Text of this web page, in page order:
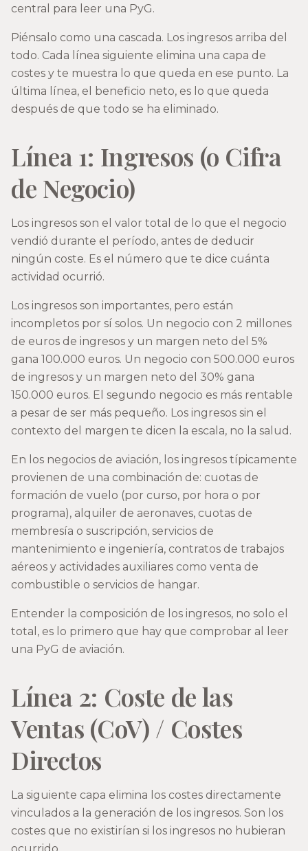
central para leer una PyG.
Piénsalo como una cascada. Los ingresos arriba del
todo. Cada línea siguiente elimina una capa de
costes y te muestra lo que queda en ese punto. La
última línea, el beneficio neto, es lo que queda
después de que todo se ha eliminado.
Línea 1: Ingresos (o Cifra
de Negocio)
Los ingresos son el valor total de lo que el negocio
vendió durante el período, antes de deducir
ningún coste. Es el número que te dice cuánta
actividad ocurrió.
Los ingresos son importantes, pero están
incompletos por sí solos. Un negocio con 2 millones
de euros de ingresos y un margen neto del 5%
gana 100.000 euros. Un negocio con 500.000 euros
de ingresos y un margen neto del 30% gana
150.000 euros. El segundo negocio es más rentable
a pesar de ser más pequeño. Los ingresos sin el
contexto del margen te dicen la escala, no la salud.
En los negocios de aviación, los ingresos típicamente
provienen de una combinación de: cuotas de
formación de vuelo (por curso, por hora o por
programa), alquiler de aeronaves, cuotas de
membresía o suscripción, servicios de
mantenimiento e ingeniería, contratos de trabajos
aéreos y actividades auxiliares como venta de
combustible o servicios de hangar.
Entender la composición de los ingresos, no solo el
total, es lo primero que hay que comprobar al leer
una PyG de aviación.
Línea 2: Coste de las
Ventas (CoV) / Costes
Directos
La siguiente capa elimina los costes directamente
vinculados a la generación de los ingresos. Son los
costes que no existirían si los ingresos no hubieran